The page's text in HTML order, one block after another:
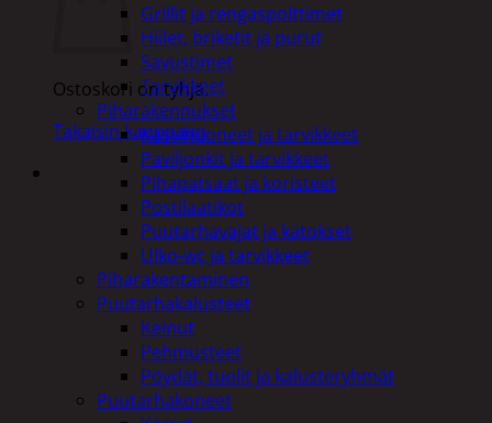
Ostoskori on tyhjä.
Takaisin kauppaan
Grillit ja rengaspolttimet
Hiilet, briketit ja purut
Savustimet
Tarvikkeet
Piharakennukset
Kasvihuoneet ja tarvikkeet
Paviljonkit ja tarvikkeet
Pihapatsaat ja koristeet
Postilaatikot
Puutarhavajat ja katokset
Ulko-wc ja tarvikkeet
Piharakentaminen
Puutarhakalusteet
Keinut
Pehmusteet
Pöydät, tuolit ja kalusteryhmät
Puutarhakoneet